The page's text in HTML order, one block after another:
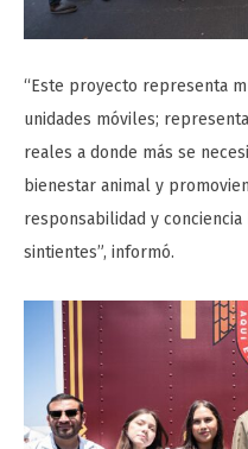
“Este proyecto representa
unidades móviles;
reales a donde más se
bienestar animal y
responsabilidad y
sintientes”, informó.